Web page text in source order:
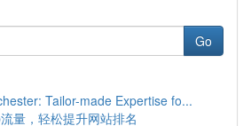
Go
Tailor-made Expertise fo...
量，轻松提升网站排名